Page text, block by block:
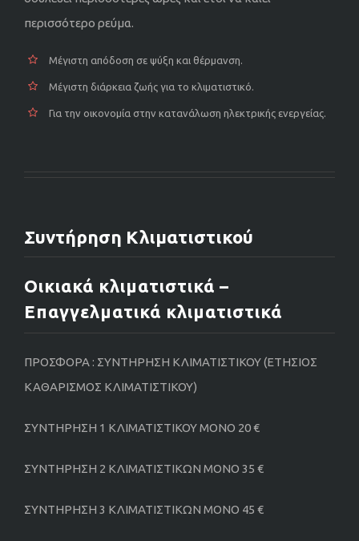
περισσότερο ρεύμα.
Μέγιστη απόδοση σε ψύξη και θέρμανση.
Μέγιστη διάρκεια ζωής για το κλιματιστικό.
Για την οικονομία στην κατανάλωση ηλεκτρικής ενεργείας.
Συντήρηση Κλιματιστικού
Οικιακά κλιματιστικά –
Επαγγελματικά κλιματιστικά
ΠΡΟΣΦΟΡΑ : ΣΥΝΤΗΡΗΣΗ ΚΛΙΜΑΤΙΣΤΙΚΟΥ (ΕΤΗΣΙΟΣ
ΚΑΘΑΡΙΣΜΟΣ ΚΛΙΜΑΤΙΣΤΙΚΟΥ)
ΣΥΝΤΗΡΗΣΗ 1 ΚΛΙΜΑΤΙΣΤΙΚΟΥ ΜΟΝΟ 20 €
ΣΥΝΤΗΡΗΣΗ 2 ΚΛΙΜΑΤΙΣΤΙΚΩΝ ΜΟΝΟ 35 €
ΣΥΝΤΗΡΗΣΗ 3 ΚΛΙΜΑΤΙΣΤΙΚΩΝ ΜΟΝΟ 45 €